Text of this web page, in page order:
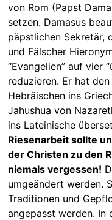
von Rom (Papst
setzen. Damasus
päpstlichen Sekretär,
und Fälscher
“Evangelien” auf vier
reduzieren. Er hat den
Hebräischen ins
Jahushua von
ins Lateinische
Riesenarbeit sollte
der Christen zu den
niemals vergessen!
umgeändert werden.
Traditionen und
angepasst werden. In